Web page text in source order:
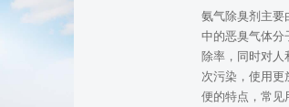
氨气除臭剂主要
中的恶臭气体分
除率，同时对人
次污染，使用
便的特点，常见